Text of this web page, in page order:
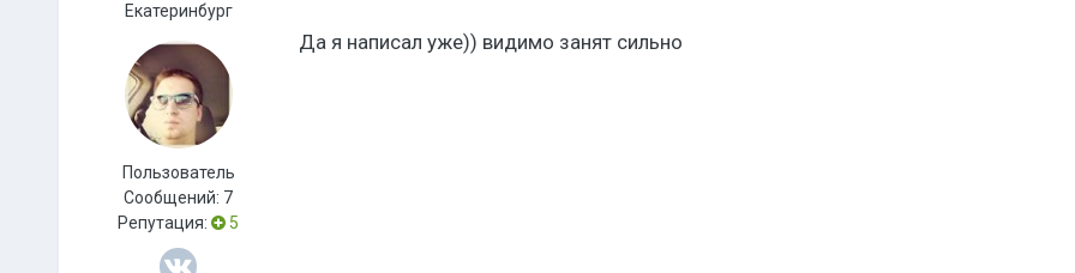
Екатеринбург
Пользователь
Сообщений: 7
Репутация:
5
Да я написал уже)) видимо занят сильно